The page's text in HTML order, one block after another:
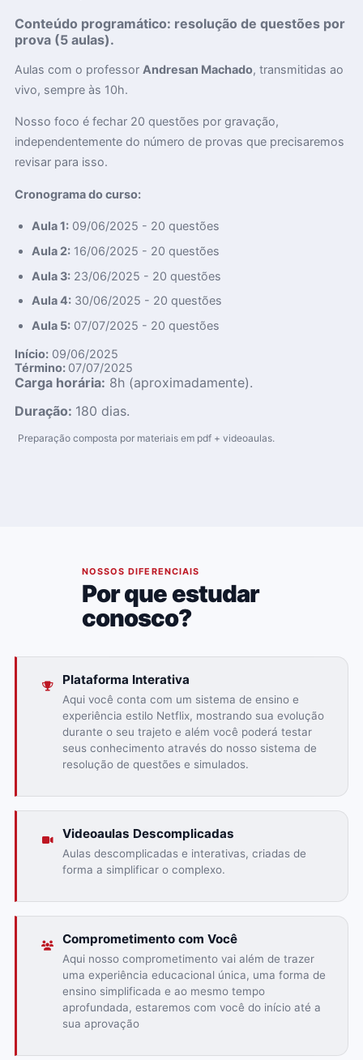
Conteúdo programático: resolução de questões por
prova (5 aulas).
Aulas com o professor Andresan Machado, transmitidas ao
vivo, sempre às 10h.
Nosso foco é fechar 20 questões por gravação,
independentemente do número de provas que precisaremos
revisar para isso.
Cronograma do curso:
Aula 1: 09/06/2025 - 20 questões
Aula 2: 16/06/2025 - 20 questões
Aula 3: 23/06/2025 - 20 questões
Aula 4: 30/06/2025 - 20 questões
Aula 5: 07/07/2025 - 20 questões
Início:09/06/2025
Término: 07/07/2025
Carga horária: 8h (aproximadamente).
Duração: 180 dias.
Preparação composta por materiais em pdf + videoaulas.
NOSSOS DIFERENCIAIS
Por que estudar
conosco?
Plataforma Interativa
Aqui você conta com um sistema de ensino e
experiência estilo Netflix, mostrando sua evolução
durante o seu trajeto e além você poderá testar
seus conhecimento através do nosso sistema de
resolução de questões e simulados.
Videoaulas Descomplicadas
Aulas descomplicadas e interativas, criadas de
forma a simplificar o complexo.
Comprometimento com Você
Aqui nosso comprometimento vai além de trazer
uma experiência educacional única, uma forma de
ensino simplificada e ao mesmo tempo
aprofundada, estaremos com você do início até a
sua aprovação